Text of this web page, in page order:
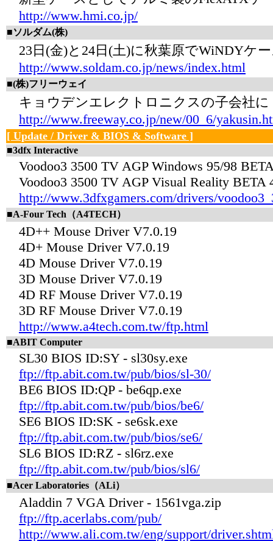
http://www.hmi.co.jp/
■ソルダム(株)
23日(金)と24日(土)に秋葉原でWiNDYケ
http://www.soldam.co.jp/news/index.html
■(株)フリーウェイ
キョウデンエレクトロニクスの子会社に
http://www.freeway.co.jp/new/00_6/
[ Update / Driver & BIOS & Software ]
■3dfx Interactive
Voodoo3 3500 TV AGP Windows 95/98
Voodoo3 3500 TV AGP Visual Reality BETA
http://www.3dfxgamers.com/drivers/
■A-Four Tech（A4TECH）
4D++ Mouse Driver V7.0.19
4D+ Mouse Driver V7.0.19
4D Mouse Driver V7.0.19
3D Mouse Driver V7.0.19
4D RF Mouse Driver V7.0.19
3D RF Mouse Driver V7.0.19
http://www.a4tech.com.tw/ftp.html
■ABIT Computer
SL30 BIOS ID:SY - sl30sy.exe
ftp://ftp.abit.com.tw/pub/bios/sl-30/
BE6 BIOS ID:QP - be6qp.exe
ftp://ftp.abit.com.tw/pub/bios/be6/
SE6 BIOS ID:SK - se6sk.exe
ftp://ftp.abit.com.tw/pub/bios/se6/
SL6 BIOS ID:RZ - sl6rz.exe
ftp://ftp.abit.com.tw/pub/bios/sl6/
■Acer Laboratories（ALi）
Aladdin 7 VGA Driver - 1561vga.zip
ftp://ftp.acerlabs.com/pub/
http://www.ali.com.tw/eng/support/